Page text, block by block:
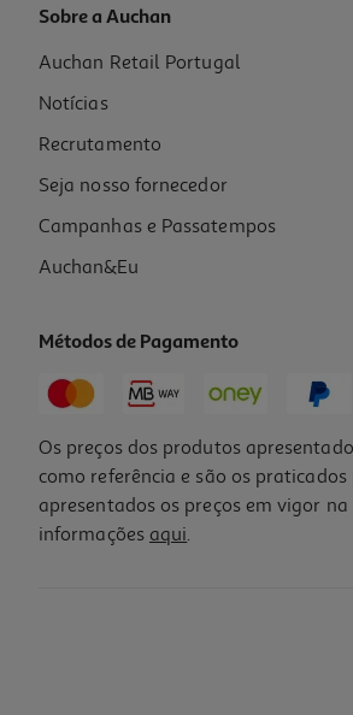
Batom Gloss L'oréal Make Up Nude Macaron
14.95 €/un
14,95 €
Sobre a Auchan
Auchan Retail Portugal
Notícias
Recrutamento
Seja nosso fornecedor
Campanhas e Passatempos
Auchan&Eu
Métodos de Pagamento
Os preços dos produtos
como referência e são os
apresentados os preços em vigor
informações aqui.